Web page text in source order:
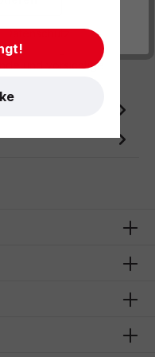
zu fangen und
und vorsichtige
Datenschutz